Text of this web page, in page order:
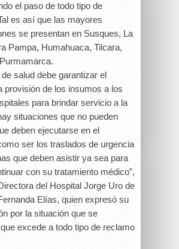
el paso de todo tipo de
es así que las mayores
se presentan en Susques, La
Pampa, Humahuaca, Tilcara,
salud debe garantizar el
provisión de los insumos a los
para brindar servicio a la
situaciones que no pueden
deben ejecutarse en el
ser los traslados de urgencia
que deben asistir ya sea para
con su tratamiento médico”,
del Hospital Jorge Uro de
Elías, quien expresó su
por la situación que se
excede a todo tipo de reclamo